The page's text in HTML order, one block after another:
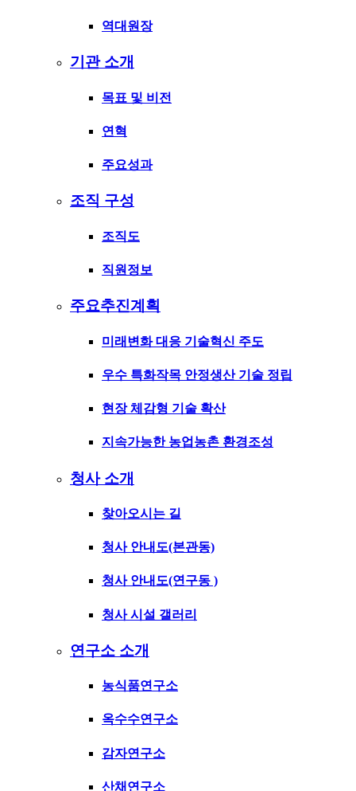
역대원장
기관 소개
목표 및 비전
연혁
주요성과
조직 구성
조직도
직원정보
주요추진계획
미래변화 대응 기술혁신 주도
우수 특화작목 안정생산 기술 정립
현장 체감형 기술 확산
지속가능한 농업농촌 환경조성
청사 소개
찾아오시는 길
청사 안내도(본관동)
청사 안내도(연구동 )
청사 시설 갤러리
연구소 소개
농식품연구소
옥수수연구소
감자연구소
산채연구소